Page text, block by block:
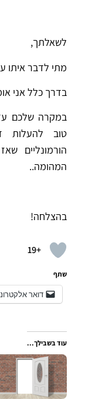
לשאלתך,
מתי לדבר איתו
בדרך כלל אני
במקרה שלכם עד
טוב להעלות
הורמונליים
המהומה..
בהצלחה!
+19
שתף
דואר
עוד בשבילך...